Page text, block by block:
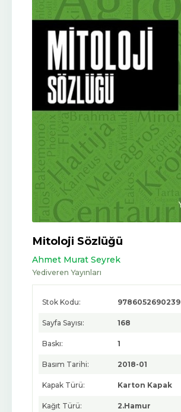
Mitoloji Sözlüğü
Ahmet Murat Seyrek
Yediveren Yayınları
Stok Kodu: 9786052690239
Sayfa Sayısı: 168
Baskı: 1
Basım Tarihi: 2018-01
Kapak Türü: Karton Kapak
Kağıt Türü: 2.Hamur